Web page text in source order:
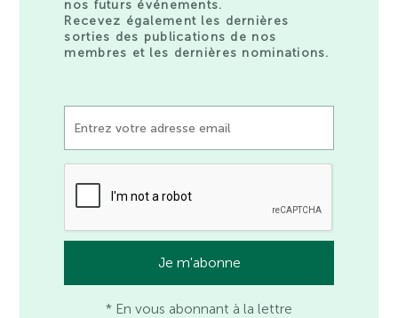
nos futurs événements.
Recevez également les dernières
sorties des publications de nos
membres et les dernières nominations.
* En vous abonnant à la lettre